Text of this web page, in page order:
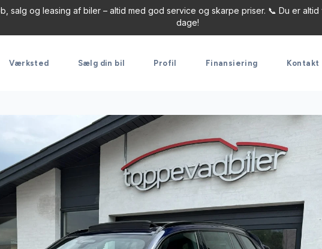
salg og leasing af biler – altid med god service og skarpe priser. 📞 Du er
dage!
Værksted Sælg din bil Profil Finansiering Kontakt